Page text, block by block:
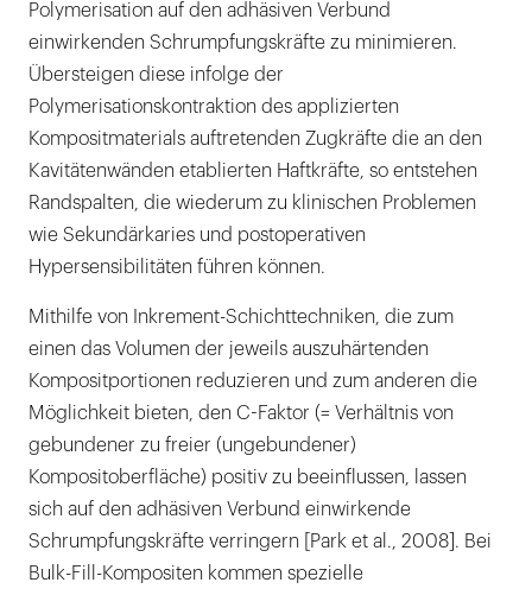
Polymerisation auf den adhäsiven Verbund
einwirkenden Schrumpfungskräfte zu minimieren.
Übersteigen diese infolge der
Polymerisationskontraktion des applizierten
Kompositmaterials auftretenden Zugkräfte die an den
Kavitätenwänden etablierten Haftkräfte, so entstehen
Randspalten, die wiederum zu klinischen Problemen
wie Sekundärkaries und postoperativen
Hypersensibilitäten führen können.
Mithilfe von Inkrement-Schichttechniken, die zum
einen das Volumen der jeweils auszuhärtenden
Kompositportionen reduzieren und zum anderen die
Möglichkeit bieten, den C-Faktor (= Verhältnis von
gebundener zu freier (ungebundener)
Kompositoberfläche) positiv zu beeinflussen, lassen
sich auf den adhäsiven Verbund einwirkende
Schrumpfungskräfte verringern [Park et al., 2008]. Bei
Bulk-Fill-Kompositen kommen spezielle